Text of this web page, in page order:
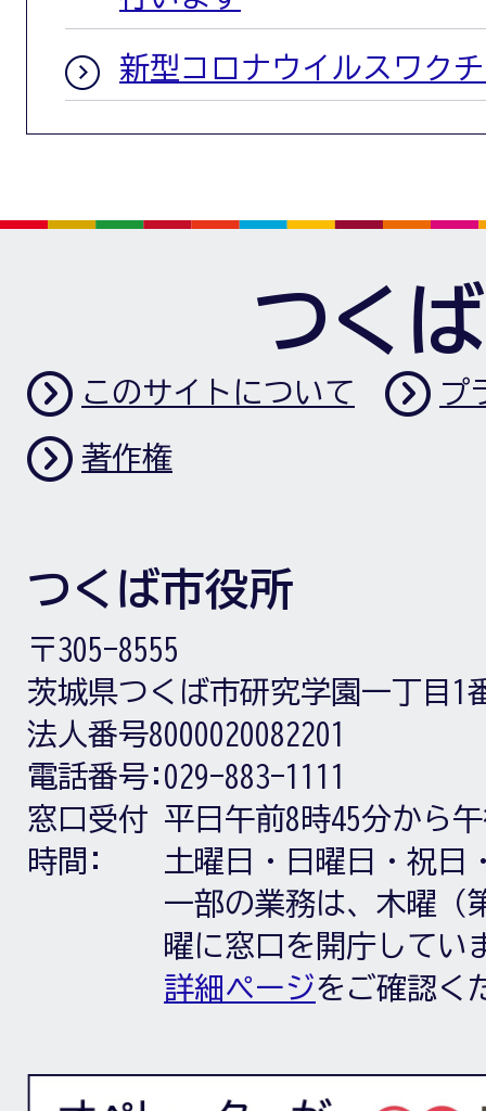
新型コロナウイルスワク
つく
このサイトについて プ
著作権
つくば市役所
〒305-8555
茨城県つくば市研究学園一丁目1
法人番号8000020082201
電話番号: 029-883-1111
窓口受付
時間:
平日午前8時45分から
土曜日・日曜日・祝日
一部の業務は、木曜（
曜に窓口を開庁してい
詳細ページをご確認く